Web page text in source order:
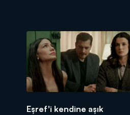
Eşref'i kendine aşık